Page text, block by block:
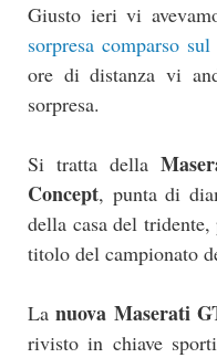
Giusto ieri vi
sorpresa comparso
ore di distanza vi
sorpresa.
Si tratta della
Concept, punta di
della casa del
titolo del campionato
Lanuova Maserati
rivisto in chiave